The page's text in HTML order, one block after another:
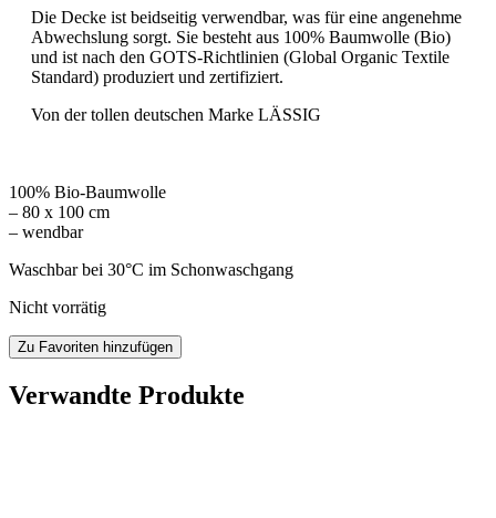
Die Decke ist beidseitig verwendbar, was für eine angenehme
Abwechslung sorgt. Sie besteht aus 100% Baumwolle (Bio)
und ist nach den GOTS-Richtlinien (Global Organic Textile
Standard) produziert und zertifiziert.
Von der tollen deutschen Marke LÄSSIG
100% Bio-Baumwolle
– 80 x 100 cm
– wendbar
Waschbar bei 30°C im Schonwaschgang
Nicht vorrätig
Zu Favoriten hinzufügen
Verwandte Produkte